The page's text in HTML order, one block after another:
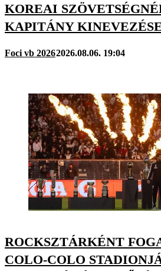
KOREAI
KAPITÁNY
Foci vb 20262026.08.06. 19:04
ROCKSZTÁRKÉNT
COLO-COLO